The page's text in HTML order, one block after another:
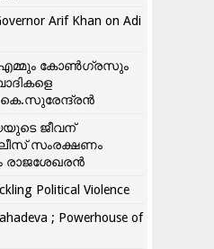
Arif Khan on Adi
കോൺ​ഗ്രസും
ജീവന്
സംരക്ഷണം
രാജശേഖരൻ
Political Violence
; Powerhouse of